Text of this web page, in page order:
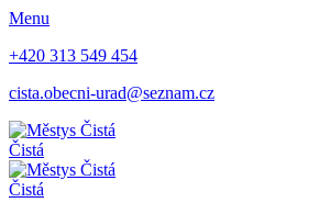
Menu
+420 313 549 454
cista.obecni-urad@seznam.cz
Čistá
Čistá